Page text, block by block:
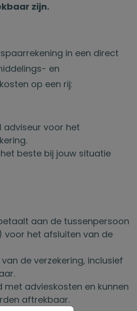
zijn.
in een direct
en
op een rij:
adviseur voor het
beste bij jouw situatie
aan de tussenpersoon
voor het afsluiten van de
de verzekering, inclusief
advieskosten en kunnen
aftrekbaar.